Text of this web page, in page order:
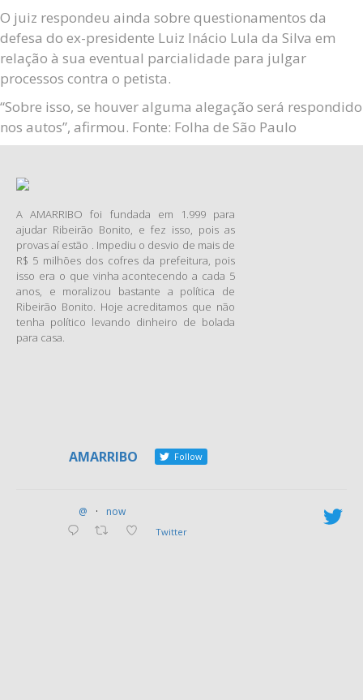
O juiz respondeu ainda sobre questionamentos da
defesa do ex-presidente Luiz Inácio Lula da Silva em
relação à sua eventual parcialidade para julgar
processos contra o petista.
“Sobre isso, se houver alguma alegação será respondido
nos autos”, afirmou. Fonte: Folha de São Paulo
A AMARRIBO foi fundada em 1.999 para
ajudar Ribeirão Bonito, e fez isso, pois as
provas aí estão . Impediu o desvio de mais de
R$ 5 milhões dos cofres da prefeitura, pois
isso era o que vinha acontecendo a cada 5
anos, e moralizou bastante a política de
Ribeirão Bonito. Hoje acreditamos que não
tenha político levando dinheiro de bolada
para casa.
AMARRIBO Follow
@ · now
Twitter